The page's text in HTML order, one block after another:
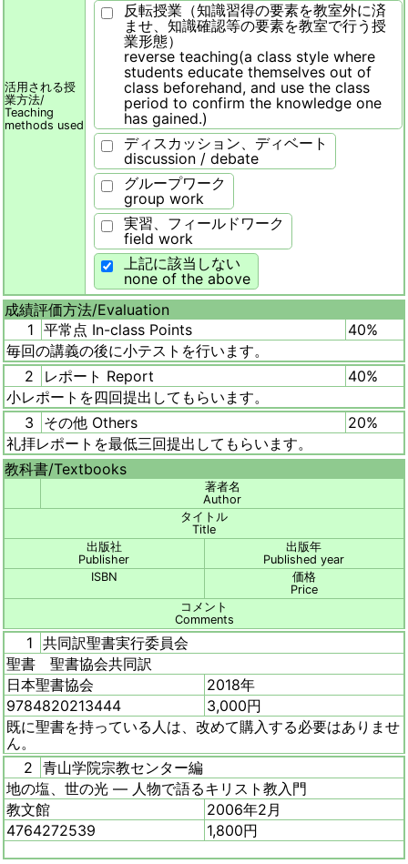
活用される授
業方法/
Teaching
methods used
反転授業（知識習得の要素を教室外に済
ませ、知識確認等の要素を教室で行う授
業形態）
reverse teaching(a class style where
students educate themselves out of
class beforehand, and use the class
period to confirm the knowledge one
has gained.)
ディスカッション、ディベート
discussion / debate
グループワーク
group work
実習、フィールドワーク
field work
上記に該当しない
none of the above
成績評価方法/Evaluation
1 平常点 In-class Points
40%
毎回の講義の後に小テストを行います。
2
レポート Report
40%
小レポートを四回提出してもらいます。
3
その他 Others
20%
礼拝レポートを最低三回提出してもらいます。
教科書/Textbooks
著者名
Author
タイトル
Title
出版社
Publisher
出版年
Published year
ISBN
価格
Price
コメント
Comments
1 共同訳聖書実行委員会
聖書 聖書協会共同訳
日本聖書協会
2018年
9784820213444
3,000円
既に聖書を持っている人は、改めて購入する必要はありませ
ん。
2 青山学院宗教センター編
地の塩、世の光 ― 人物で語るキリスト教入門
教文館
2006年2月
4764272539
1,800円